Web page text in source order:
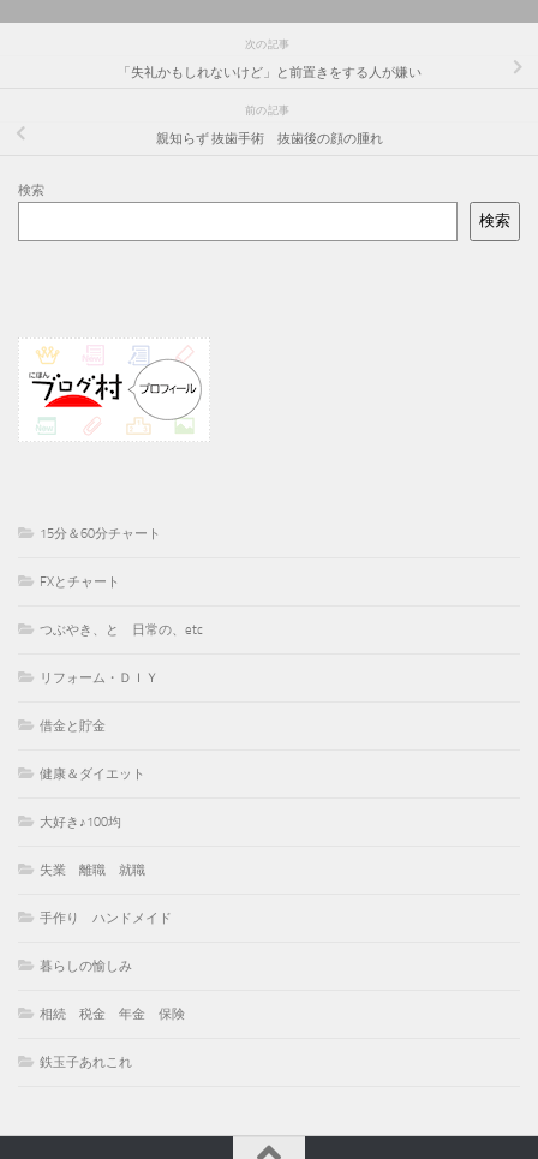
次の記事
「失礼かもしれないけど」と前置きをする人が嫌い
前の記事
親知らず 抜歯手術 抜歯後の顔の腫れ
検索
検索
15分＆60分チャート
FXとチャート
つぶやき、と 日常の、etc
リフォーム・ＤＩＹ
借金と貯金
健康＆ダイエット
大好き♪100均
失業 離職 就職
手作り ハンドメイド
暮らしの愉しみ
相続 税金 年金 保険
鉄玉子あれこれ